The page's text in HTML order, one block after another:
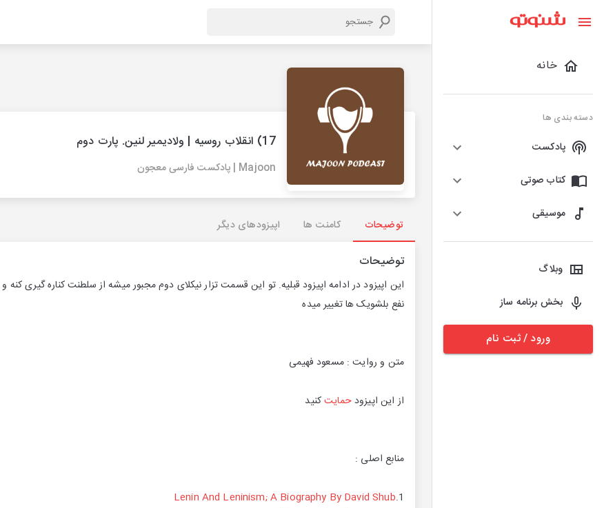
خانه
دسته بندی ها
پادکست
کتاب صوتی
موسیقی
وبلاگ
بخش برنامه ساز
ورود / ثبت نام
17) انقلاب روسیه | ولادیمیر لنین. پارت دوم
Majoon | پادکست فارسی معجون
توضیحات کامنت ها اپیزودهای دیگر
توضیحات
این اپیزود در ادامه اپیزود قبلیه. تو این قسمت تزار نیکلای دوم مجبور میشه از سلطنت کناره گیری کنه و
نفع بلشویک ها تغییر میده
متن و روایت : مسعود فهیمی
از این اپیزودحمایتکنید
منابع اصلی :
1.
Lenin And Leninism; A Biography By David Shub